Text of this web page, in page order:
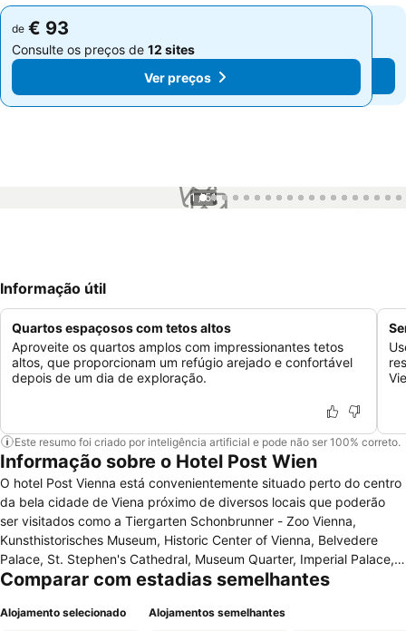
de € 93
Consulte os preços de 12 sites
Ver preços
de € 93
Consulte os preços de 12 sites
Ver preços
1 / 51
Informação útil
Quartos espaçosos com tetos altos
Aproveite os quartos amplos com impressionantes tetos
altos, que proporcionam um refúgio arejado e confortável
depois de um dia de exploração.
Este resumo foi criado por inteligência artificial e pode não ser 100% correto.
Informação sobre o Hotel Post Wien
O hotel Post Vienna está convenientemente situado perto do centro
da bela cidade de Viena próximo de diversos locais que poderão
ser visitados como a Tiergarten Schonbrunner - Zoo Vienna,
Kunsthistorisches Museum, Historic Center of Vienna, Belvedere
Palace, St. Stephen's Cathedral, Museum Quarter, Imperial Palace,
State Opera House, e o Natural History Museum. Todos os seus
telefone, rádio, ligação à Internet de alta velocidade, secador de
Comparar com estadias semelhantes
Alojamento selecionado Alojamentos semelhantes